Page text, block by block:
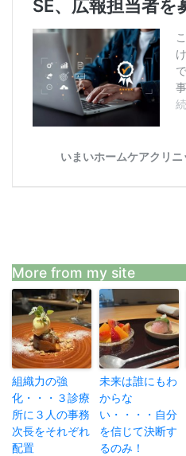
More from my site
組織力の強
化・・・３診療
所に３人の事務
次長をそれぞれ
配置
未来は誰にもわ
からな
い・・・・自分
を信じて決断す
るのみ！